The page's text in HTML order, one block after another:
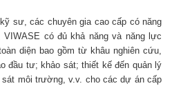
sư, các chuyên gia cao cấp có năng
có đủ khả năng và năng lực
diện bao gồm từ khâu nghiên cứu,
đầu tư; khảo sát; thiết kế đến quản lý
môi trường, v.v. cho các dự án cấp